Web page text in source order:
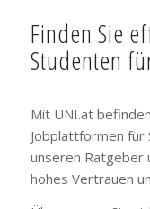
Finden Sie
Studenten
Mit UNI.at
Jobplattformen für
unseren Ratgeber
hohes Vertrauen